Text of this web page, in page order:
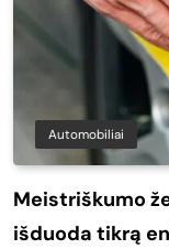
Automobiliai
Meistriškumo
išduoda tikrą